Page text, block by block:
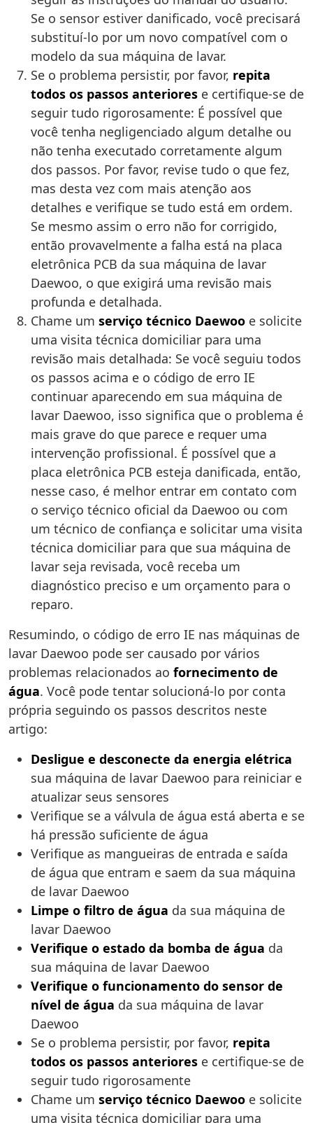
Se o sensor estiver danificado, você precisará
substituí-lo por um novo compatível com o
modelo da sua máquina de lavar.
Se o problema persistir, por favor, repita
todos os passos anteriores e certifique-se de
seguir tudo rigorosamente: É possível que
você tenha negligenciado algum detalhe ou
não tenha executado corretamente algum
dos passos. Por favor, revise tudo o que fez,
mas desta vez com mais atenção aos
detalhes e verifique se tudo está em ordem.
Se mesmo assim o erro não for corrigido,
então provavelmente a falha está na placa
eletrônica PCB da sua máquina de lavar
Daewoo, o que exigirá uma revisão mais
profunda e detalhada.
Chame um serviço técnico Daewoo e solicite
uma visita técnica domiciliar para uma
revisão mais detalhada: Se você seguiu todos
os passos acima e o código de erro IE
continuar aparecendo em sua máquina de
lavar Daewoo, isso significa que o problema é
mais grave do que parece e requer uma
intervenção profissional. É possível que a
placa eletrônica PCB esteja danificada, então,
nesse caso, é melhor entrar em contato com
o serviço técnico oficial da Daewoo ou com
um técnico de confiança e solicitar uma visita
técnica domiciliar para que sua máquina de
lavar seja revisada, você receba um
diagnóstico preciso e um orçamento para o
reparo.
Resumindo, o código de erro IE nas máquinas de
lavar Daewoo pode ser causado por vários
problemas relacionados ao fornecimento de
água. Você pode tentar solucioná-lo por conta
própria seguindo os passos descritos neste
artigo:
Desligue e desconecte da energia elétrica
sua máquina de lavar Daewoo para reiniciar e
atualizar seus sensores
Verifique se a válvula de água está aberta e se
há pressão suficiente de água
Verifique as mangueiras de entrada e saída
de água que entram e saem da sua máquina
de lavar Daewoo
Limpe o filtro de água da sua máquina de
lavar Daewoo
Verifique o estado da bomba de água da
sua máquina de lavar Daewoo
Verifique o funcionamento do sensor de
nível de água da sua máquina de lavar
Daewoo
Se o problema persistir, por favor, repita
todos os passos anteriores e certifique-se de
seguir tudo rigorosamente
Chame um serviço técnico Daewoo e solicite
uma visita técnica domiciliar para uma